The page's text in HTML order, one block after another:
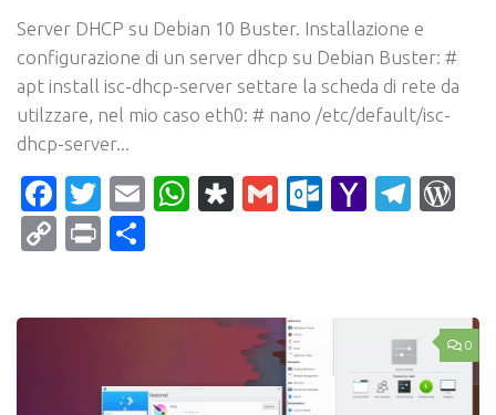
Server DHCP su Debian 10 Buster. Installazione e
configurazione di un server dhcp su Debian Buster: #
apt install isc-dhcp-server settare la scheda di rete da
utilzzare, nel mio caso eth0: # nano /etc/default/isc-
dhcp-server...
Facebook
Twitter
EmailWhatsApp
Diaspora
Gmail Yahoo
CopyPrint
0